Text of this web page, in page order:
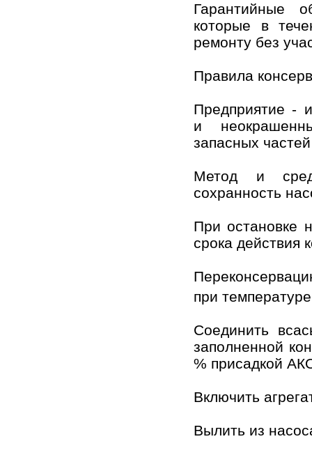
Гарантийные
которые в
ремонту без
Правила
Предприятие -
и
запасных
Метод и
сохранность
При остановке
срока действия
при
Соединить
заполненной
% присадкой
Включить
Вылить из